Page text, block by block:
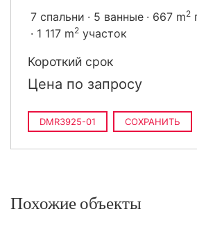
7 спальни 5 ванные 667 m2
1 117 m2 участок
Короткий срок
Цена по запросу
DMR3925-01 СОХРАНИТЬ
Похожие объекты